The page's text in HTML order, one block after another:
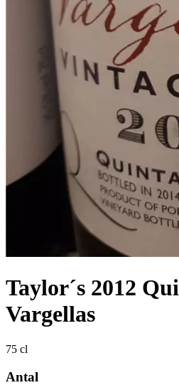
Taylor´s 2012
Vargellas
75 cl
Antal